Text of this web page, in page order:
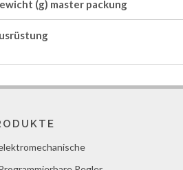
(g) master packung